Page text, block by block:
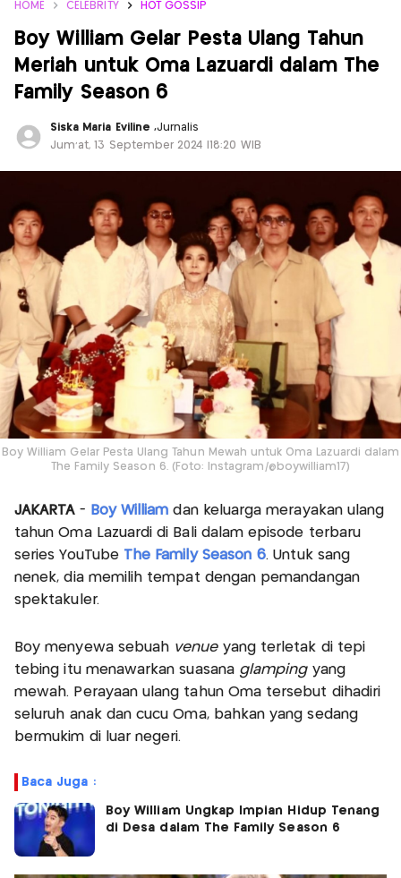
HOME CELEBRITY HOT GOSSIP
Boy William Gelar Pesta Ulang Tahun
Meriah untuk Oma Lazuardi dalam The
Family Season 6
Siska Maria Eviline ,Jurnalis
Jum'at, 13 September 2024 |18:20 WIB
Boy William Gelar Pesta Ulang Tahun Mewah untuk Oma Lazuardi dalam
The Family Season 6. (Foto: Instagram/@boywilliam17)
JAKARTA- Boy William dan keluarga merayakan ulang
tahun Oma Lazuardi di Bali dalam episode terbaru
series YouTube The Family Season 6. Untuk sang
nenek, dia memilih tempat dengan pemandangan
spektakuler.
Boy menyewa sebuah venueyang terletak di tepi
tebing itu menawarkan suasana glampingyang
mewah. Perayaan ulang tahun Oma tersebut dihadiri
seluruh anak dan cucu Oma, bahkan yang sedang
bermukim di luar negeri.
Baca Juga :
Boy William Ungkap Impian Hidup Tenang
di Desa dalam The Family Season 6